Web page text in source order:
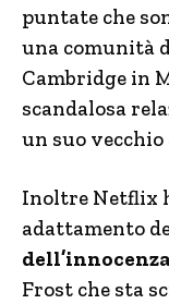
puntate che
una comunità
Cambridge in
scandalosa
un suo vecchio
Inoltre Netflix
adattamento
dell’innocenza
Frost che sta